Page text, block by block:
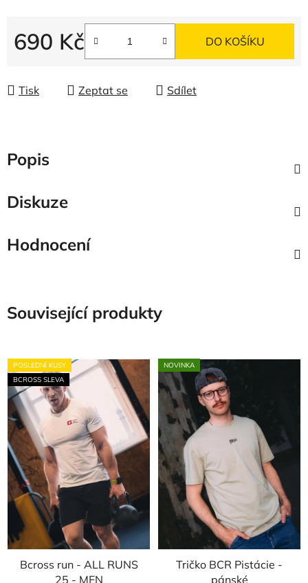
690 Kč DO KOŠÍKU
Tisk Zeptat se Sdílet
Popis
Diskuze
Hodnocení
Související produkty
POSLEDNÍ KUSY
BCROSS SLEVA
Bcross run - ALL RUNS
25 - MEN
NOVINKA
Tričko BCR Pistácie -
pánské